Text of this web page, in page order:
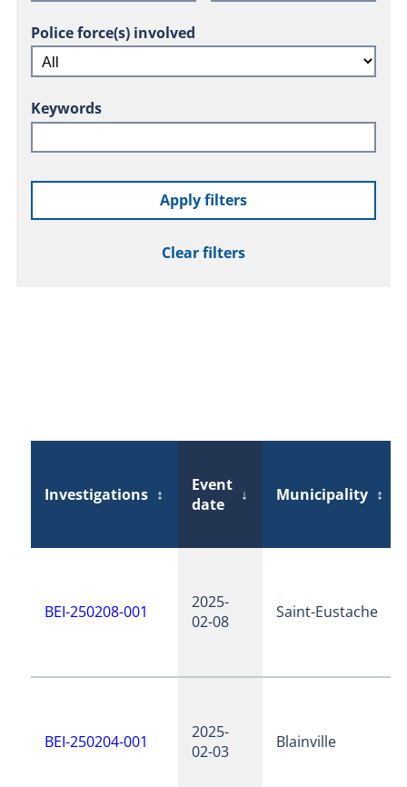
Police force(s) involved
Keywords
Apply filters
Clear filters
Investigations ↕
Event
date
↓ Municipality ↕
BEI-250208-001
2025-
02-08
Saint-Eustache
BEI-250204-001
2025-
02-03
Blainville